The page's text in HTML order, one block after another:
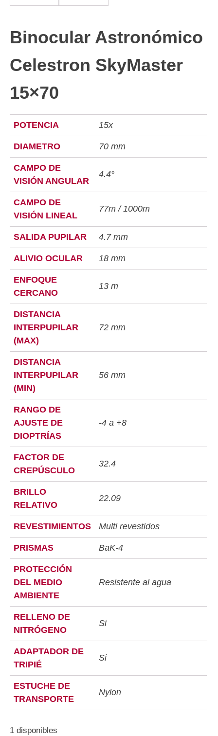
Binocular Astronómico
Celestron SkyMaster
15×70
POTENCIA 15x
DIAMETRO 70 mm
CAMPO DE
VISIÓN ANGULAR
4.4°
CAMPO DE
VISIÓN LINEAL
77m / 1000m
SALIDA PUPILAR 4.7 mm
ALIVIO OCULAR 18 mm
ENFOQUE
CERCANO
13 m
DISTANCIA
INTERPUPILAR
(MAX)
72 mm
DISTANCIA
INTERPUPILAR
(MIN)
56 mm
RANGO DE
AJUSTE DE
DIOPTRÍAS
-4 a +8
FACTOR DE
CREPÚSCULO
32.4
BRILLO
RELATIVO
22.09
REVESTIMIENTOS Multi revestidos
PRISMAS BaK-4
PROTECCIÓN
DEL MEDIO
AMBIENTE
Resistente al agua
RELLENO DE
NITRÓGENO
Si
ADAPTADOR DE
TRIPIÉ
Si
ESTUCHE DE
TRANSPORTE
Nylon
1 disponibles